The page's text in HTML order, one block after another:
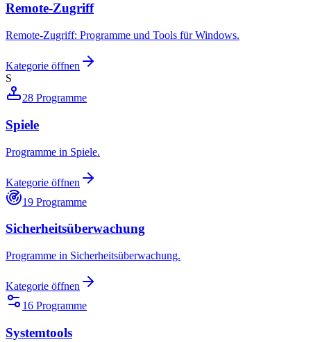
Remote-Zugriff
Remote-Zugriff: Programme und Tools für Windows.
Kategorie öffnen
S
28 Programme
Spiele
Programme in Spiele.
Kategorie öffnen
19 Programme
Sicherheitsüberwachung
Programme in Sicherheitsüberwachung.
Kategorie öffnen
16 Programme
Systemtools